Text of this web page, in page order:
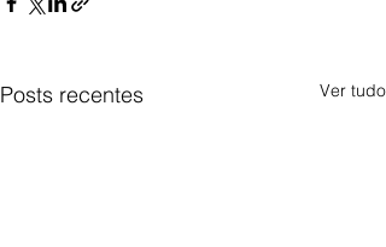
Posts recentes Ver tudo